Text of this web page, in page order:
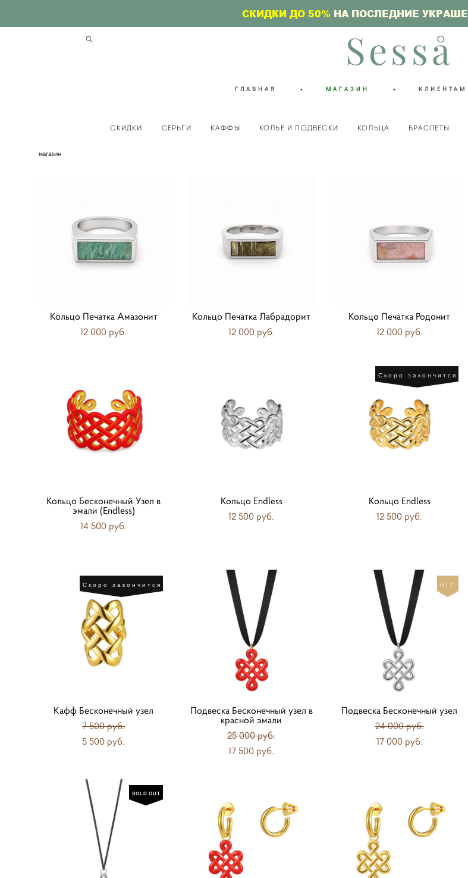
СКИДКИ ДО 50% НА ПОСЛЕДНИЕ
Sesså
ГЛАВНАЯ • МАГАЗИН • КЛИЕНТАМ
СКИДКИ СЕРЬГИ КАФФЫ КОЛЬЕ И ПОДВЕСКИ КОЛЬЦА БРАСЛЕТЫ
магазин
Кольцо Печатка Амазонит
12 000 pуб.
Кольцо Печатка Лабрадорит
12 000 pуб.
Кольцо Печатка Родонит
12 000 pуб.
Кольцо Бесконечный Узел в
эмали (Endless)
14 500 pуб.
Кольцо Endless
12 500 pуб.
Скоро закончится
Кольцо Endless
12 500 pуб.
Скоро закончится
Кафф Бесконечный узел
7 500 pуб.
5 500 pуб.
Подвеска Бесконечный узел в
красной эмали
25 000 pуб.
17 500 pуб.
HIT
Подвеска Бесконечный узел
24 000 pуб.
17 000 pуб.
SOLD OUT